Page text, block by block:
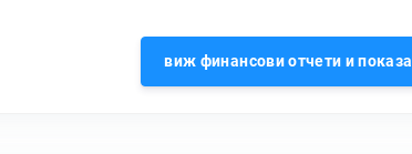
виж финансови отчети и